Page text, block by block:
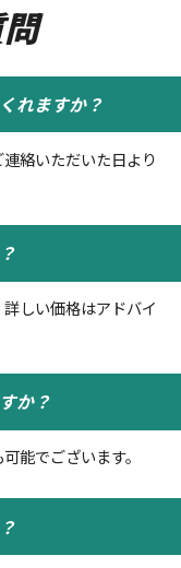
れますか？
絡いただいた日より
しい価格はアドバイ
か？
能でございます。